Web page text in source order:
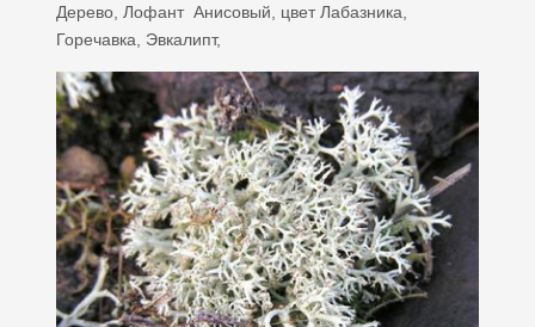
Дерево, Лофант Анисовый, цвет Лабазника,
Горечавка, Эвкалипт,